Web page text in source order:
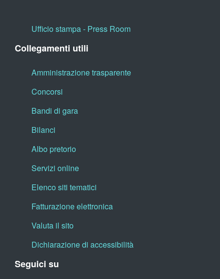
Ufficio stampa - Press Room
Collegamenti utili
Amministrazione trasparente
Concorsi
Bandi di gara
Bilanci
Albo pretorio
Servizi online
Elenco siti tematici
Fatturazione elettronica
Valuta il sito
Dichiarazione di accessibilità
Seguici su